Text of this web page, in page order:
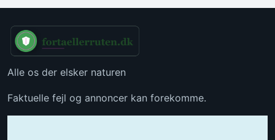
Alle os der elsker naturen
Faktuelle fejl og annoncer kan forekomme.